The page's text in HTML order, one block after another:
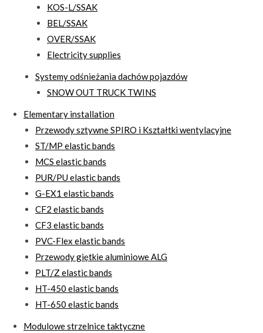
KOS-L/SSAK
BEL/SSAK
OVER/SSAK
Electricity supplies
Systemy odśnieżania dachów pojazdów
SNOW OUT TRUCK TWINS
Elementary installation
Przewody sztywne SPIRO i Kształtki wentylacyjne
ST/MP elastic bands
MCS elastic bands
PUR/PU elastic bands
G-EX1 elastic bands
CF2 elastic bands
CF3 elastic bands
PVC-Flex elastic bands
Przewody giętkie aluminiowe ALG
PLT/Z elastic bands
HT-450 elastic bands
HT-650 elastic bands
Modulowe strzelnice taktyczne